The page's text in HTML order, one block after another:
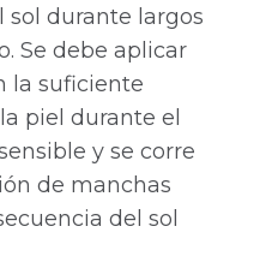
sol durante largos
Se debe aplicar
la suficiente
piel durante el
y se corre
de manchas
del sol